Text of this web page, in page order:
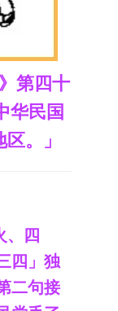
第四十
华民国
。」
、四
四」独
二句接